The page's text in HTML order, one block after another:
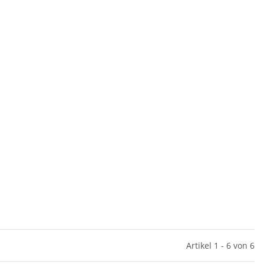
Artikel 1 - 6 von 6